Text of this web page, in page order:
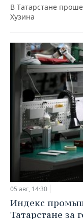
В Татарстане
Хузина
05 авг, 14:30
Индекс
Татарстане за